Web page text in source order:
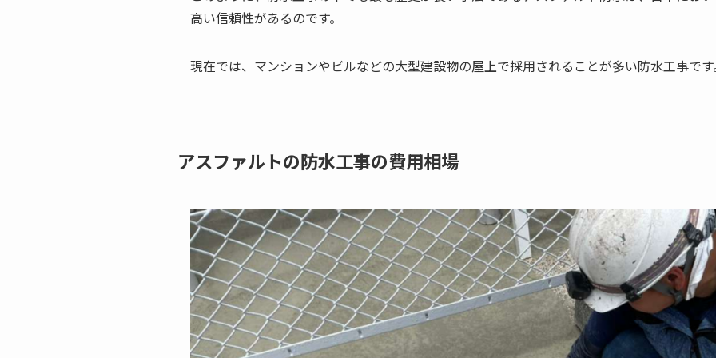
高い信頼性があるのです。
現在では、マンションやビルなどの大型建設物の屋上で採用されることが多い防水工事で
アスファルトの防水工事の費用相場